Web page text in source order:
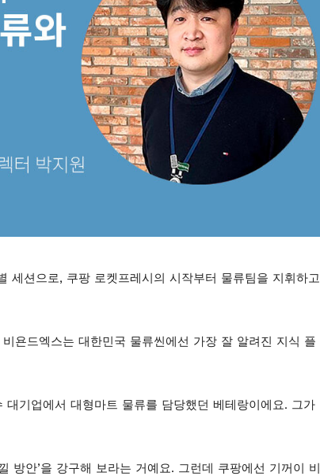
세션으로, 쿠팡 로켓프레시의 시작부터 물류팀을 지휘하고
욘드엑스는 대한민국 물류씬에선 가장 잘 알려진 지식 플
기업에서 대형마트 물류를 담당했던 베테랑이에요. 그가
방안’을 강구해 보라는 거예요. 그런데 쿠팡에선 기꺼이 비